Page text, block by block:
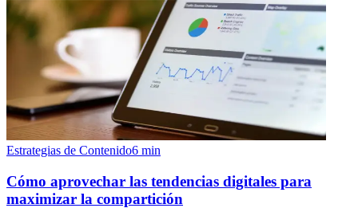
Estrategias de Contenido6 min
Cómo aprovechar las tendencias digitales para
maximizar la compartición